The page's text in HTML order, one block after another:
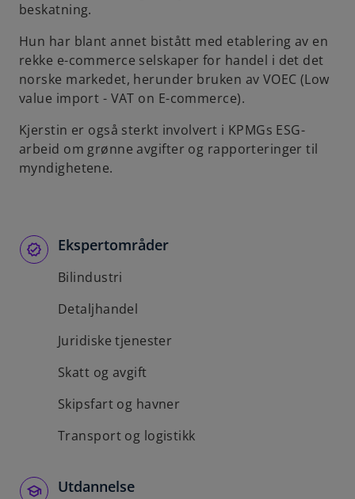
beskatning.
Hun har blant annet bistått med etablering av en
rekke e-commerce selskaper for handel i det det
norske markedet, herunder bruken av VOEC (Low
value import - VAT on E-commerce).
Kjerstin er også sterkt involvert i KPMGs ESG-
arbeid om grønne avgifter og rapporteringer til
myndighetene.
Ekspertområder
Bilindustri
Detaljhandel
Juridiske tjenester
Skatt og avgift
Skipsfart og havner
Transport og logistikk
Utdannelse